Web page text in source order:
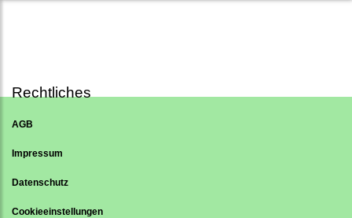
Rechtliches
AGB
Impressum
Datenschutz
Cookieeinstellungen